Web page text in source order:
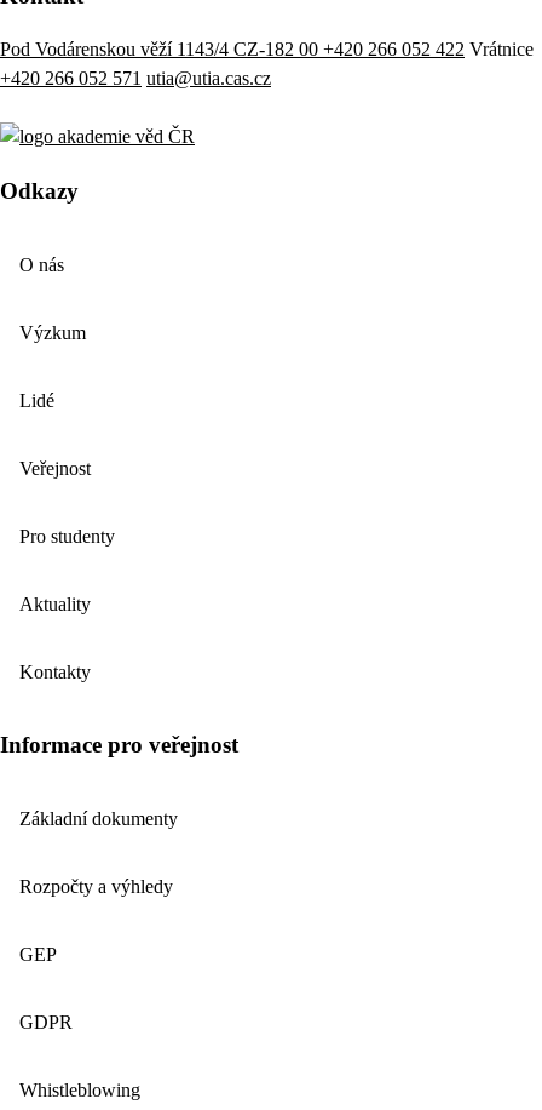
Pod Vodárenskou věží 1143/4 CZ-182 00 +420 266 052 422 Vrátnice
+420 266 052 571 utia@utia.cas.cz
Odkazy
O nás
Výzkum
Lidé
Veřejnost
Pro studenty
Aktuality
Kontakty
Informace pro veřejnost
Základní dokumenty
Rozpočty a výhledy
GEP
GDPR
Whistleblowing